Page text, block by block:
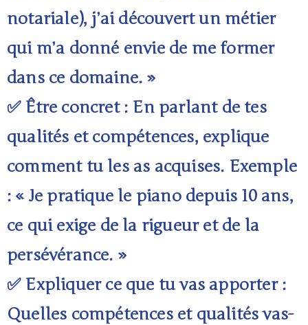
notariale), j’ai découvert un métier
qui m’a donné envie de me former
dans ce domaine. »
✅ Être concret : En parlant de tes
qualités et compétences, explique
comment tu les as acquises. Exemple
: « Je pratique le piano depuis 10 ans,
ce qui exige de la rigueur et de la
persévérance. »
✅ Expliquer ce que tu vas apporter :
Quelles compétences et qualités vas-